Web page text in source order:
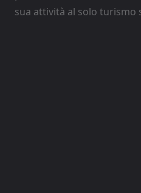
sua attività al solo turismo